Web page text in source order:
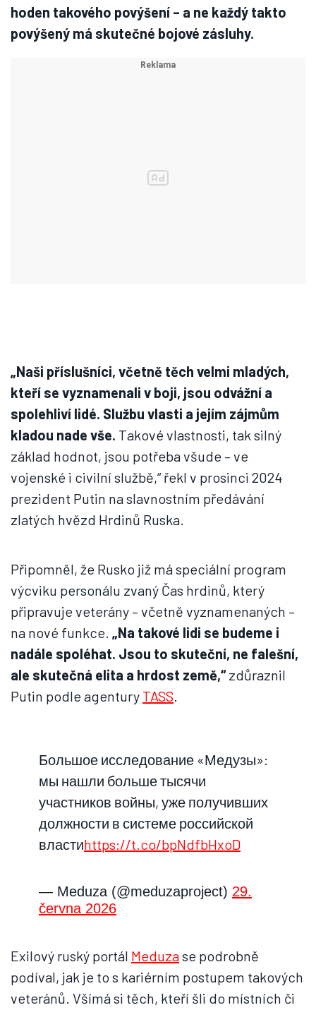
hoden takového povýšení – a ne každý takto
povýšený má skutečné bojové zásluhy.
„Naši příslušníci, včetně těch velmi mladých,
kteří se vyznamenali v boji, jsou odvážní a
spolehliví lidé. Službu vlasti a jejím zájmům
kladou nade vše. Takové vlastnosti, tak silný
základ hodnot, jsou potřeba všude – ve
vojenské i civilní službě,“ řekl v prosinci 2024
prezident Putin na slavnostním předávání
zlatých hvězd Hrdinů Ruska.
Připomněl, že Rusko již má speciální program
výcviku personálu zvaný Čas hrdinů, který
připravuje veterány – včetně vyznamenaných –
na nové funkce. „Na takové lidi se budeme i
nadále spoléhat. Jsou to skuteční, ne falešní,
ale skutečná elita a hrdost země,“zdůraznil
Putin podle agentury TASS.
Большое исследование «Медузы»:
мы нашли больше тысячи
участников войны, уже получивших
должности в системе российской
властиhttps://t.co/bpNdfbHxoD
— Meduza (@meduzaproject) 29.
června 2026
Exilový ruský portál Meduzase podrobně
podíval, jak je to s kariérním postupem takových
veteránů. Všímá si těch, kteří šli do místních či